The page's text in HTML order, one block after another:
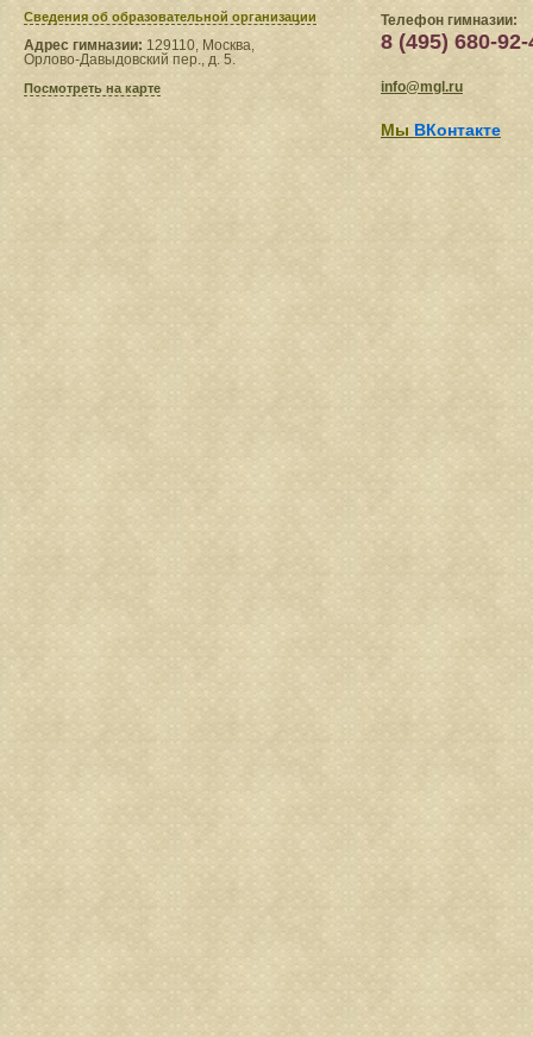
Сведения​ об образовательной организации
Адрес гимназии: 129110, Москва,
Орлово-Давыдовский пер., д. 5.
Посмотреть на карте
Телефон гимназии:
8 (495) 680-92-
info@mgl.ru
Мы ВКонтакте